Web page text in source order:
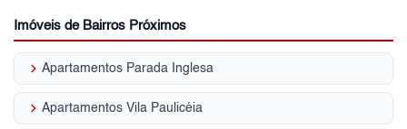
Imóveis de Bairros Próximos
keyboard_arrow_right Apartamentos Parada Inglesa
keyboard_arrow_right Apartamentos Vila Paulicéia